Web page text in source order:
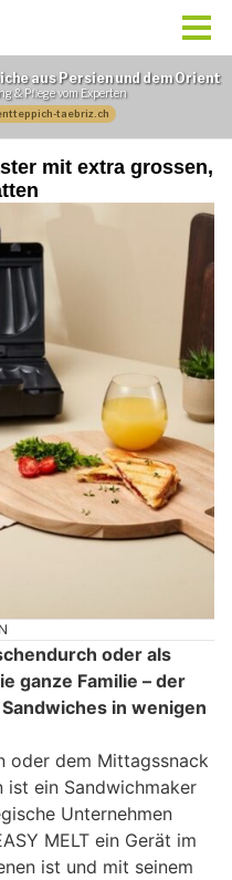
mit extra grossen,
oder als
ganze Familie – der
in wenigen
oder dem Mittagssnack
ist ein Sandwichmaker
Unternehmen
MELT ein Gerät im
ist und mit seinem